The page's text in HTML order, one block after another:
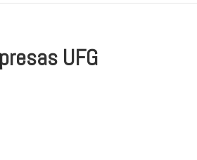
UFG